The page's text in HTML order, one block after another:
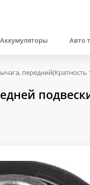
Аккумуляторы Авто
передний(Кратность